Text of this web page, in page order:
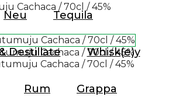
Neu Tequila
Destillate Whisk(e)y
Rum Grappa